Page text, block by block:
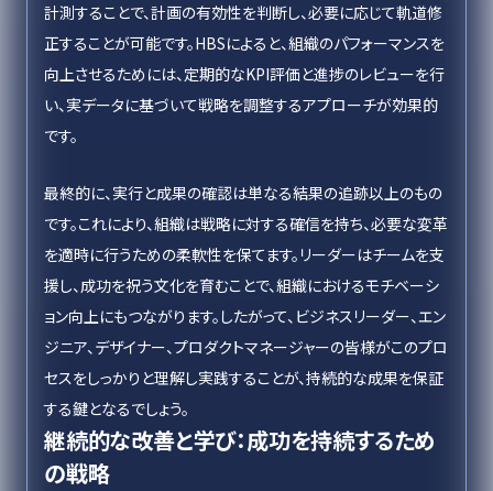
計測することで、計画の有効性を判断し、必要に応じて軌道修
正することが可能です。HBSによると、組織のパフォーマンスを
向上させるためには、定期的なKPI評価と進捗のレビューを行
い、実データに基づいて戦略を調整するアプローチが効果的
です。
最終的に、実行と成果の確認は単なる結果の追跡以上のもの
です。これにより、組織は戦略に対する確信を持ち、必要な変革
を適時に行うための柔軟性を保てます。リーダーはチームを支
援し、成功を祝う文化を育むことで、組織におけるモチベーシ
ョン向上にもつながります。したがって、ビジネスリーダー、エン
ジニア、デザイナー、プロダクトマネージャーの皆様がこのプロ
セスをしっかりと理解し実践することが、持続的な成果を保証
する鍵となるでしょう。
継続的な改善と学び：成功を持続するため
の戦略